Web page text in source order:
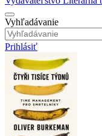
Vyhľadávanie
Prihlásiť